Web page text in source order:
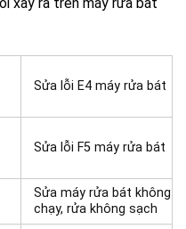
Sửa lỗi E4 máy rửa bát
Sửa lỗi F5 máy rửa bát
Sửa máy rửa bát không
chạy, rửa không sạch